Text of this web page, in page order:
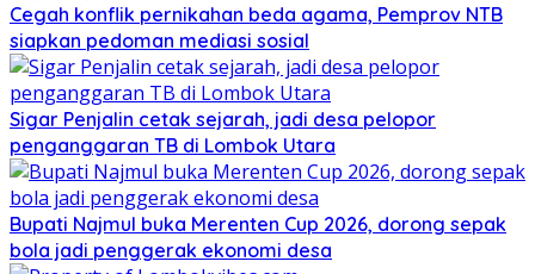
Cegah konflik pernikahan beda agama, Pemprov NTB
siapkan pedoman mediasi sosial
Sigar Penjalin cetak sejarah, jadi desa pelopor
penganggaran TB di Lombok Utara
Bupati Najmul buka Merenten Cup 2026, dorong sepak
bola jadi penggerak ekonomi desa